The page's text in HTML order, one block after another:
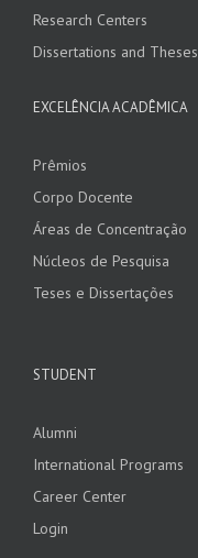
Research Centers
Dissertations and Theses
EXCELÊNCIA ACADÊMICA
Prêmios
Corpo Docente
Áreas de Concentração
Núcleos de Pesquisa
Teses e Dissertações
STUDENT
Alumni
International Programs
Career Center
Login